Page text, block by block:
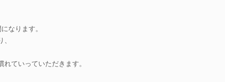
なります。
ていっていただきます。